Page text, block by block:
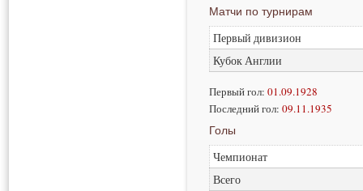
Матчи по турнирам
Первый дивизион
Кубок Англии
Первый гол: 01.09.1928
Последний гол: 09.11.1935
Голы
Чемпионат
Всего